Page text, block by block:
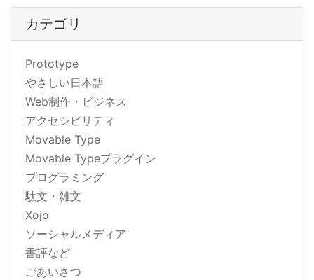
カテゴリ
Prototype
やさしい日本語
Web制作・ビジネス
アクセシビリティ
Movable Type
Movable Typeプラグイン
プログラミング
駄文・雑文
Xojo
ソーシャルメディア
書評など
ごあいさつ